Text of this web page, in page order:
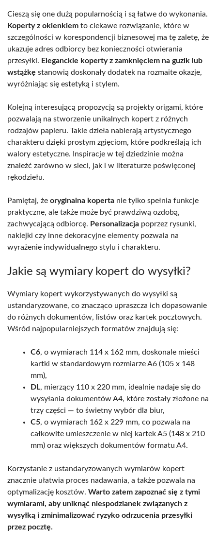
Cieszą się one dużą popularnością i są łatwe do wykonania.
Koperty z okienkiem to ciekawe rozwiązanie, które w
szczególności w korespondencji biznesowej ma tę zaletę, że
ukazuje adres odbiorcy bez konieczności otwierania
przesyłki. Eleganckie koperty z zamknięciem na guzik lub
wstążkę stanowią doskonały dodatek na rozmaite okazje,
wyróżniając się estetyką i stylem.
Kolejną interesującą propozycją są projekty origami, które
pozwalają na stworzenie unikalnych kopert z różnych
rodzajów papieru. Takie dzieła nabierają artystycznego
charakteru dzięki prostym zgięciom, które podkreślają ich
walory estetyczne. Inspiracje w tej dziedzinie można
znaleźć zarówno w sieci, jak i w literaturze poświęconej
rękodziełu.
Pamiętaj, że oryginalna koperta nie tylko spełnia funkcje
praktyczne, ale także może być prawdziwą ozdobą,
zachwycającą odbiorcę. Personalizacja poprzez rysunki,
naklejki czy inne dekoracyjne elementy pozwala na
wyrażenie indywidualnego stylu i charakteru.
Jakie są wymiary kopert do wysyłki?
Wymiary kopert wykorzystywanych do wysyłki są
ustandaryzowane, co znacząco upraszcza ich dopasowanie
do różnych dokumentów, listów oraz kartek pocztowych.
Wśród najpopularniejszych formatów znajdują się:
C6, o wymiarach 114 x 162 mm, doskonale mieści
kartki w standardowym rozmiarze A6 (105 x 148
mm),
DL, mierzący 110 x 220 mm, idealnie nadaje się do
wysyłania dokumentów A4, które zostały złożone na
trzy części — to świetny wybór dla biur,
C5, o wymiarach 162 x 229 mm, co pozwala na
całkowite umieszczenie w niej kartek A5 (148 x 210
mm) oraz większych dokumentów formatu A4.
Korzystanie z ustandaryzowanych wymiarów kopert
znacznie ułatwia proces nadawania, a także pozwala na
optymalizację kosztów. Warto zatem zapoznać się z tymi
wymiarami, aby uniknąć niespodzianek związanych z
wysyłką i zminimalizować ryzyko odrzucenia przesyłki
przez pocztę.